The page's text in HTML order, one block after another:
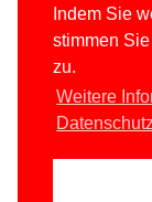
Indem Sie
stimmen
zu.
Weitere
Datenschutz